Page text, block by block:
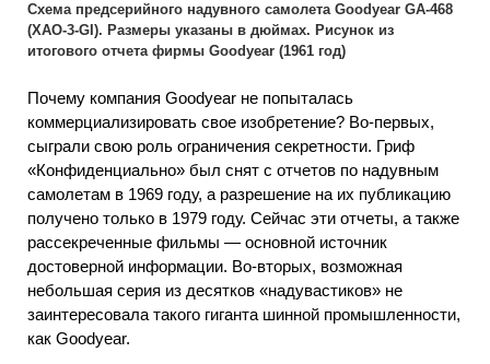
Схема предсерийного надувного самолета Goodyear GA-468
(ХАО-3-GI). Размеры указаны в дюймах. Рисунок из
итогового отчета фирмы Goodyear (1961 год)
Почему компания Goodyear не попыталась
коммерциализировать свое изобретение? Во-первых,
сыграли свою роль ограничения секретности. Гриф
«Конфиденциально» был снят с отчетов по надувным
самолетам в 1969 году, а разрешение на их публикацию
получено только в 1979 году. Сейчас эти отчеты, а также
рассекреченные фильмы — основной источник
достоверной информации. Во-вторых, возможная
небольшая серия из десятков «надувастиков» не
заинтересовала такого гиганта шинной промышленности,
как Goodyear.